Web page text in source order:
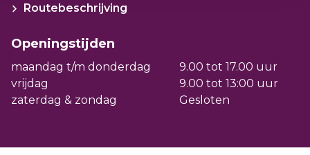
Routebeschrijving
Openingstijden
maandag t/m donderdag
9.00 tot 17.00 uur
vrijdag
9.00 tot 13:00 uur
zaterdag & zondag
Gesloten